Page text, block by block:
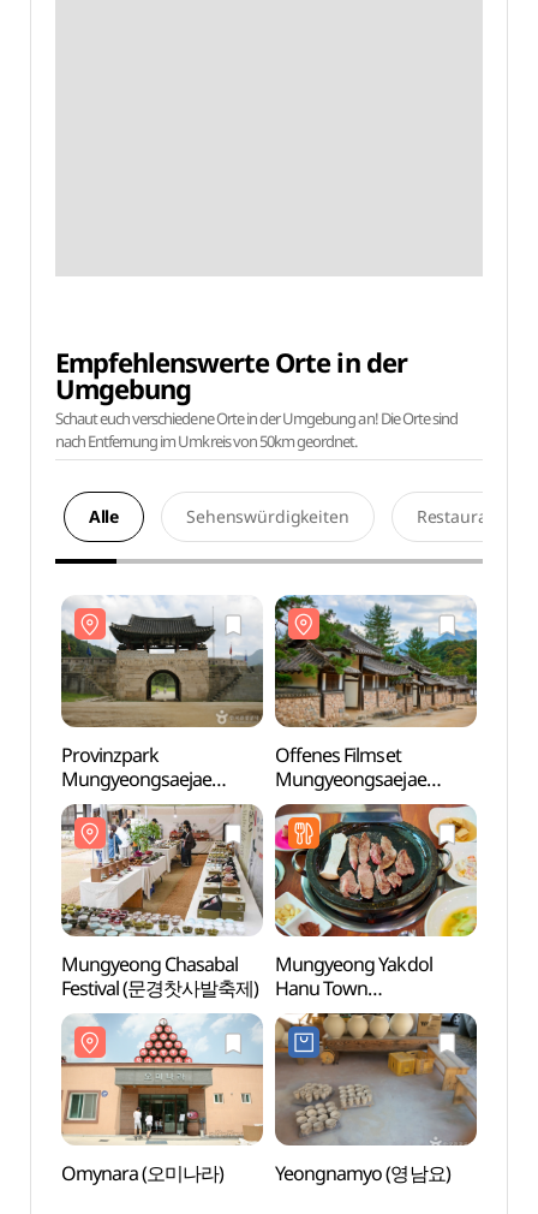
Empfehlenswerte Orte in der
Umgebung
Schaut euch verschiedene Orte in der Umgebung an! Die Orte sind
nach Entfernung im Umkreis von 50km geordnet.
Alle Sehenswürdigkeiten Restaurants
Provinzpark
Mungyeongsaejae
(문경새재도립공원)
Offenes Filmset
Mungyeongsaejae
(문경새재 오픈세트장)
Mungyeong Chasabal
Festival (문경찻사발축제)
Mungyeong Yakdol
Hanu Town
(문경약돌한우타운)
Omynara (오미나라) Yeongnamyo (영남요)